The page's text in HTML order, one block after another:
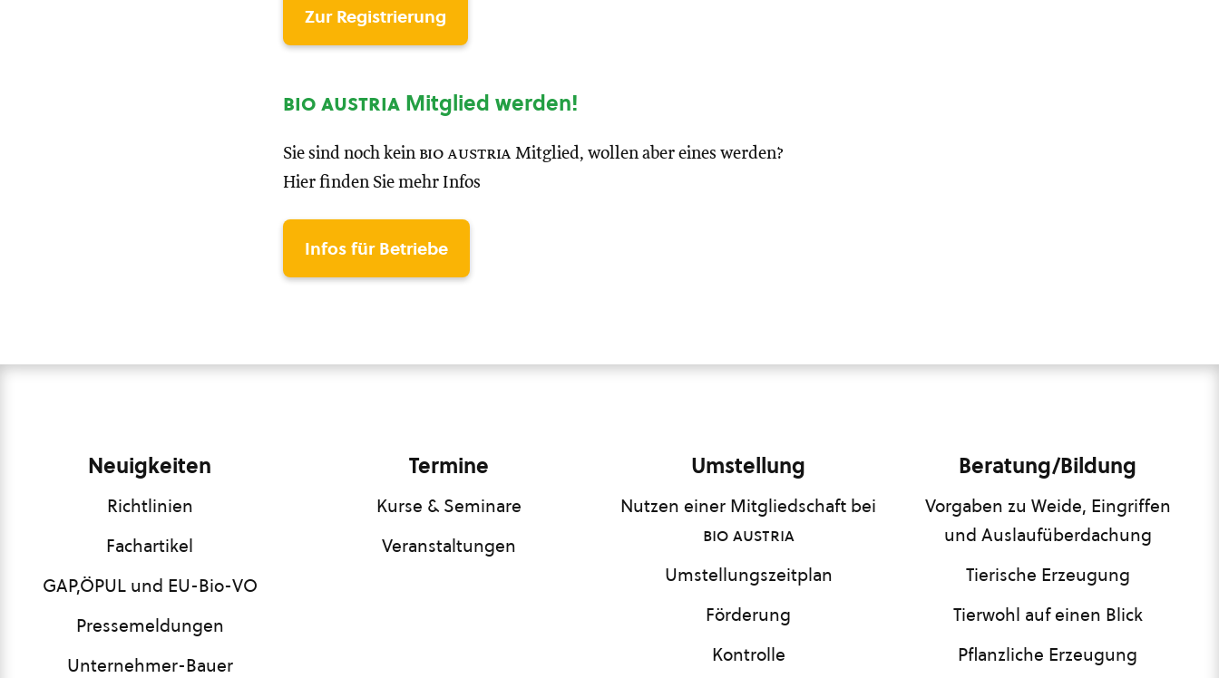
Zur Registrierung
bio austria Mitglied werden!
Sie sind noch kein bio austria Mitglied, wollen aber eines werden?
Hier finden Sie mehr Infos
Infos für Betriebe
Neuigkeiten
Richtlinien
Fachartikel
GAP,ÖPUL und EU-Bio-VO
Pressemeldungen
Unternehmer-Bauer
Termine
Kurse & Seminare
Veranstaltungen
Umstellung
Nutzen einer Mitgliedschaft bei
bio austria
Umstellungszeitplan
Förderung
Kontrolle
Beratung/Bildung
Vorgaben zu Weide, Eingriffen
und Auslaufüberdachung
Tierische Erzeugung
Tierwohl auf einen Blick
Pflanzliche Erzeugung